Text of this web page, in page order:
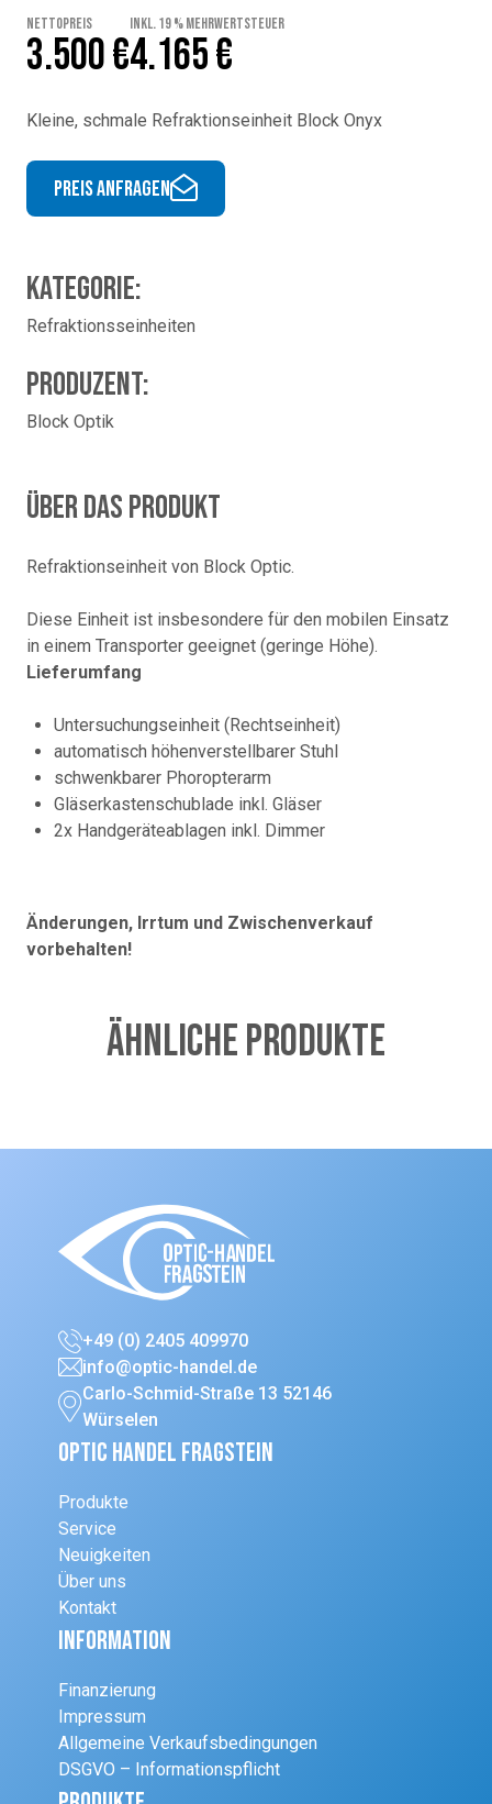
Nettopreis
3.500 €
inkl. 19 % Mehrwertsteuer
4.165 €
Kleine, schmale Refraktionseinheit Block Onyx
Preis anfragen
Kategorie:
Refraktionsseinheiten
Produzent:
Block Optik
Über das Produkt
Refraktionseinheit von Block Optic.
Diese Einheit ist insbesondere für den mobilen Einsatz
in einem Transporter geeignet (geringe Höhe).
Lieferumfang
Untersuchungseinheit (Rechtseinheit)
automatisch höhenverstellbarer Stuhl
schwenkbarer Phoropterarm
Gläserkastenschublade inkl. Gläser
2x Handgeräteablagen inkl. Dimmer
Änderungen, Irrtum und Zwischenverkauf
vorbehalten!
Ähnliche Produkte
+49 (0) 2405 409970
info@optic-handel.de
Carlo-Schmid-Straße 13 52146
Würselen
Optic Handel Fragstein
Produkte
Service
Neuigkeiten
Über uns
Kontakt
Information
Finanzierung
Impressum
Allgemeine Verkaufsbedingungen
DSGVO – Informationspflicht